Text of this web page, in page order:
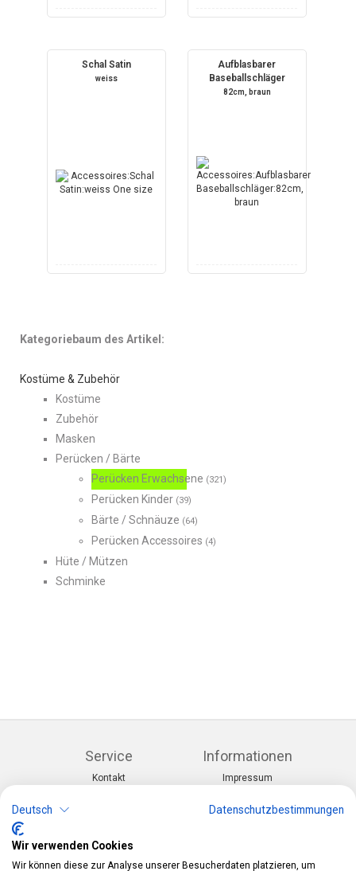
Schal Satin
weiss
Aufblasbarer
Baseballschläger
82cm, braun
Kategoriebaum des Artikel:
Kostüme & Zubehör
Kostüme
Zubehör
Masken
Perücken / Bärte
Perücken Erwachsene (321)
Perücken Kinder (39)
Bärte / Schnäuze (64)
Perücken Accessoires (4)
Hüte / Mützen
Schminke
Service
Kontakt
Informationen
Impressum
Datenschutz
Kategorien
Deutsch Datenschutzbestimmungen
Wir verwenden Cookies
Wir können diese zur Analyse unserer Besucherdaten platzieren, um